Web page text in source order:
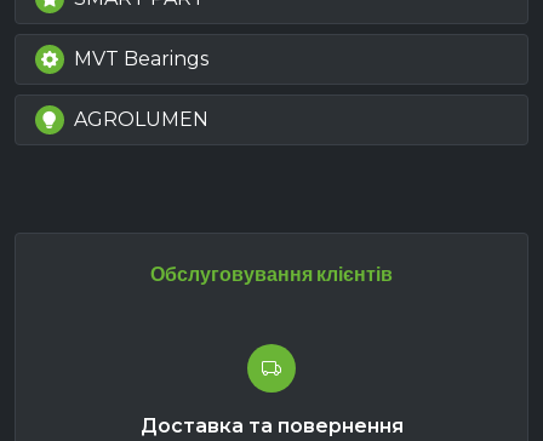
MVT Bearings
AGROLUMEN
Обслуговування клієнтів
Доставка та повернення